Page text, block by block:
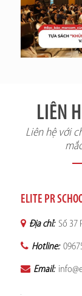
LIÊN
Liên hệ với
ELITE PR
Địa chỉ: Số 37
Hotline:
Email: